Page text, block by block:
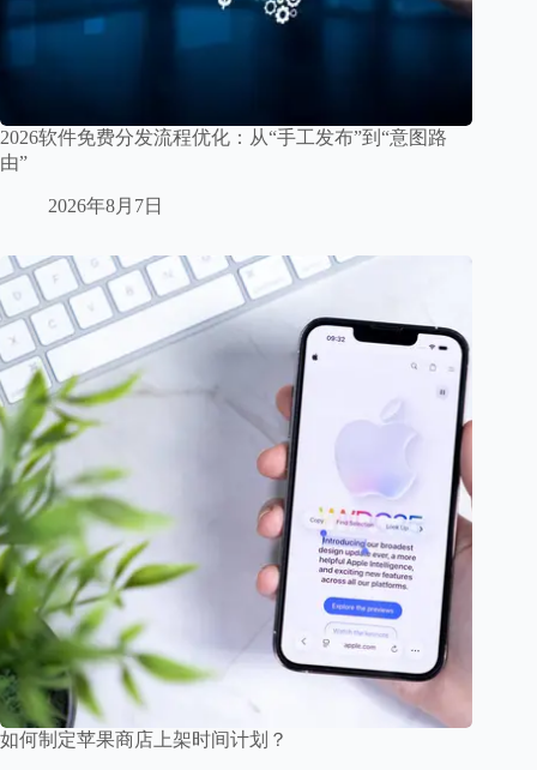
2026软件免费分发流程优化：从“手工发布”到“意图路
由”
2026年8月7日
如何制定苹果商店上架时间计划？